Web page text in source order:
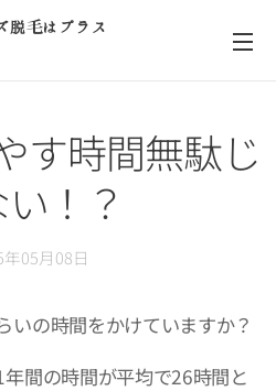
脱毛はプラス
す時間無駄じ
！？
年05月08日
いの時間をかけていますか？
間の時間が平均で26時間と